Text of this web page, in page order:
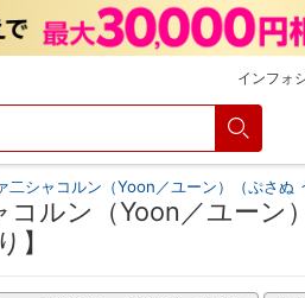
インフォ
二シャコルン（Yoon／ユーン）（ぷさぬ
ルン（Yoon／ユー
】